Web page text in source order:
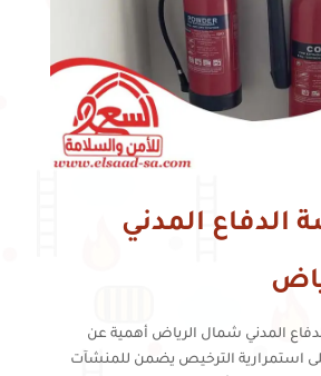
الدفاع المدني
المدني شمال الرياض أهمية عن
استمرارية الترخيص يضمن للمنشآت